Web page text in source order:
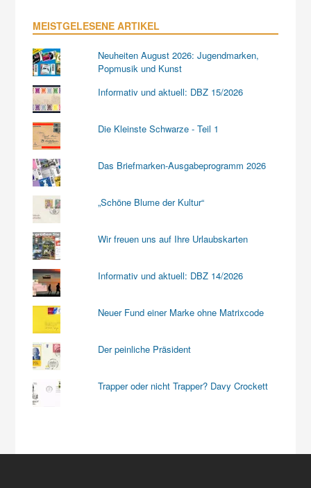
MEISTGELESENE ARTIKEL
Neuheiten August 2026: Jugendmarken,
Popmusik und Kunst
Informativ und aktuell: DBZ 15/2026
Die Kleinste Schwarze - Teil 1
Das Briefmarken-Ausgabeprogramm 2026
„Schöne Blume der Kultur“
Wir freuen uns auf Ihre Urlaubskarten
Informativ und aktuell: DBZ 14/2026
Neuer Fund einer Marke ohne Matrixcode
Der peinliche Präsident
Trapper oder nicht Trapper? Davy Crockett